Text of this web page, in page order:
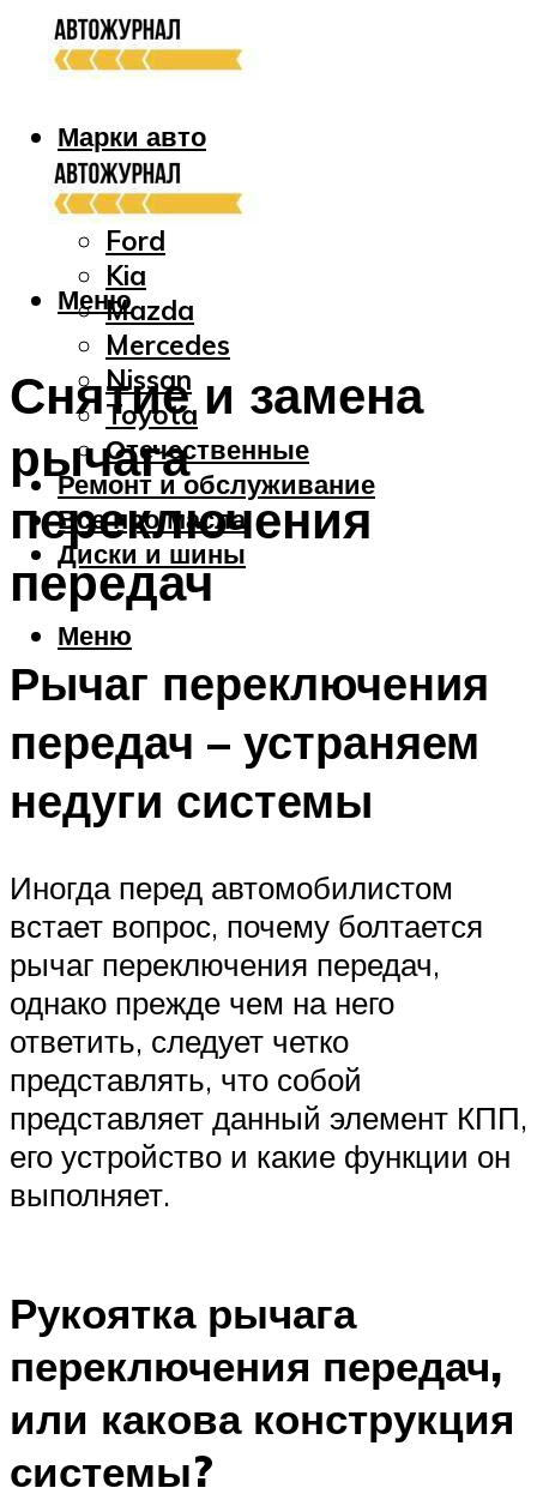
Марки авто
Audi
Bmw
Ford
Kia
Mazda
Mercedes
Nissan
Toyota
Отечественные
Ремонт и обслуживание
Все про масла
Диски и шины
Меню
Меню
Снятие и замена
рычага
переключения
передач
Рычаг переключения
передач – устраняем
недуги системы
Иногда перед автомобилистом
встает вопрос, почему болтается
рычаг переключения передач,
однако прежде чем на него
ответить, следует четко
представлять, что собой
представляет данный элемент КПП,
его устройство и какие функции он
выполняет.
Рукоятка рычага
переключения передач,
или какова конструкция
системы?